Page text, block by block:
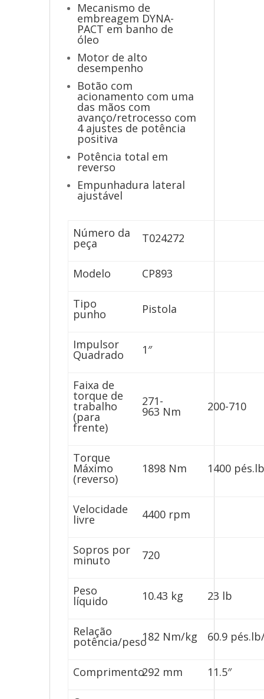
Mecanismo de
embreagem DYNA-
PACT em banho de
óleo
Motor de alto
desempenho
Botão com
acionamento com uma
das mãos com
avanço/retrocesso com
4 ajustes de potência
positiva
Potência total em
reverso
Empunhadura lateral
ajustável
Número da
peça T024272
Modelo CP893
Tipo
punho Pistola
Impulsor
Quadrado 1″
Faixa de
torque de
trabalho
(para
frente)
271-
963 Nm 200-710
Torque
Máximo
(reverso)
1898 Nm 1400
Velocidade
livre 4400 rpm
Sopros por
minuto 720
Peso
líquido 10.43 kg 23 lb
Relação
potência/peso182 Nm/kg 60.9
Comprimento292 mm 11.5″